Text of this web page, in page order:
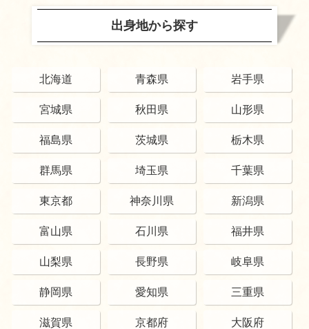
出身地から探す
北海道 青森県 岩手県
宮城県 秋田県 山形県
福島県 茨城県 栃木県
群馬県 埼玉県 千葉県
東京都 神奈川県 新潟県
富山県 石川県 福井県
山梨県 長野県 岐阜県
静岡県 愛知県 三重県
滋賀県 京都府 大阪府